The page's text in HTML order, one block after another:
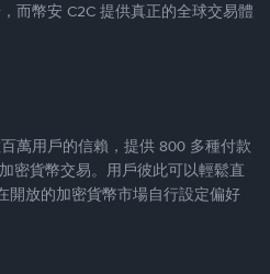
而幣安 C2C 提供真正的全球交易體
萬用戶的信賴，提供 800 多種付款
密貨幣交易。用戶彼此可以輕鬆直
開放的加密貨幣市場自行設定偏好